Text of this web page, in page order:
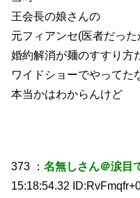
王会長の娘さんの
元フィアンセ(医者だっ
婚約解消が麺のすすり方
ワイドショーでやってた
本当かはわからんけど
373 ：名無しさん＠涙目
15:18:54.32